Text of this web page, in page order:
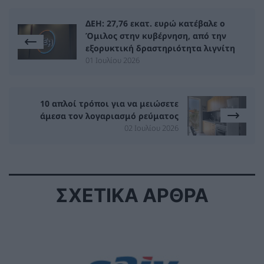
ΔΕΗ: 27,76 εκατ. ευρώ κατέβαλε ο
Όμιλος στην κυβέρνηση, από την
εξορυκτική δραστηριότητα λιγνίτη
01 Ιουλίου 2026
10 απλοί τρόποι για να μειώσετε
άμεσα τον λογαριασμό ρεύματος
02 Ιουλίου 2026
ΣΧΕΤΙΚΑ ΑΡΘΡΑ